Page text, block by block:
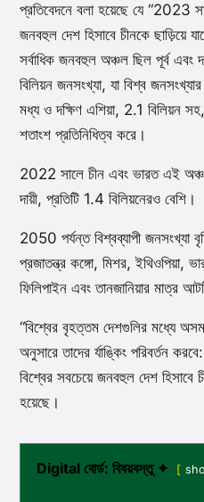
প্রতিবেদনে বলা হয়েছে যে “2023
জনবহুল দেশ হিসাবে চীনকে ছাড়িয়ে
সর্বাধিক জনবহুল অঞ্চল ছিল পূর্ব এবং
বিলিয়ন জনসংখ্যা, যা বিশ্ব
মধ্য ও দক্ষিণ এশিয়া, 2.1 বিলিয়ন
শতাংশ প্রতিনিধিত্ব করে।
2022 সালে চীন এবং ভারত এই
দায়ী, প্রতিটি 1.4 বিলিয়নেরও বেশি।
2050 পর্যন্ত বিশ্বব্যাপী জনসংখ্যা
প্রজাতন্ত্র কঙ্গো, মিশর, ইথিওপিয়া,
ফিলিপাইন এবং তানজানিয়ার মাত্র
“বিশ্বের বৃহত্তম দেশগুলির মধ্যে
অনুসারে তাদের র্যাঙ্কিং পরিবর্তন
বিশ্বের সবচেয়ে জনবহুল দেশ হিসাবে
হয়েছে।
Digital বোর্ড: বিষয়বস্তু ✦